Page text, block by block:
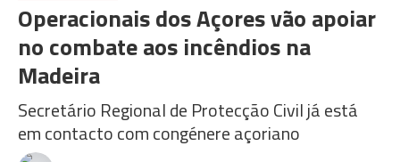
Operacionais dos Açores vão apoiar
no combate aos incêndios na
Madeira
Secretário Regional de Protecção Civil já está
em contacto com congénere açoriano